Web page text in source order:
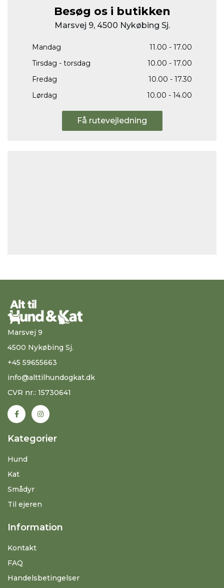
Besøg os i butikken
Marsvej 9, 4500 Nykøbing Sj.
Mandag
11.00 - 17.00
Tirsdag - torsdag
10.00 - 17.00
Fredag
10.00 - 17.30
Lørdag
10.00 - 14.00
Få rutevejledning
Marsvej 9
4500 Nykøbing Sj.
+45 59655663
info@alttilhundogkat.dk
CVR nr.: 15730641
Kategorier
Hund
Kat
Smådyr
Til ejeren
Information
Kontakt
FAQ
Handelsbetingelser